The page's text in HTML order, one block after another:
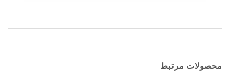
محصولات مرتبط